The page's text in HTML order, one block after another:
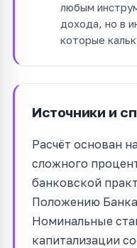
любым
дохода, но в
которые
Источники и
Расчёт основан
сложного
банковской
Положению
Номинальные
капитализации